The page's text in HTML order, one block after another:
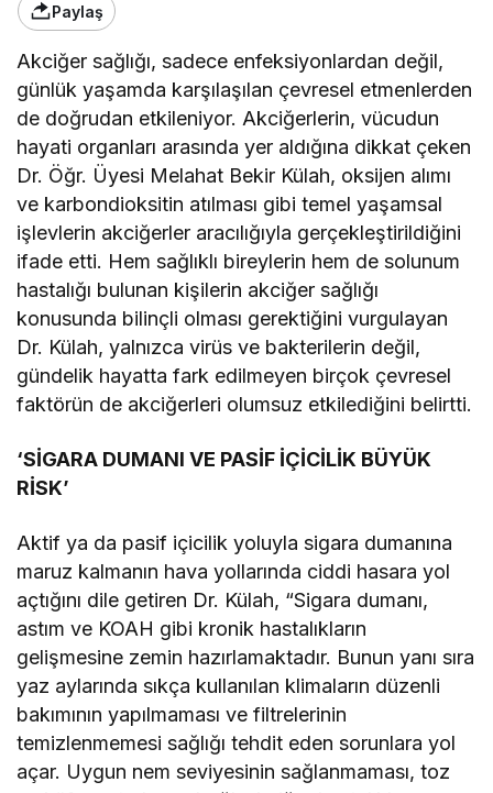
Paylaş
Akciğer sağlığı, sadece enfeksiyonlardan değil,
günlük yaşamda karşılaşılan çevresel etmenlerden
de doğrudan etkileniyor. Akciğerlerin, vücudun
hayati organları arasında yer aldığına dikkat çeken
Dr. Öğr. Üyesi Melahat Bekir Külah, oksijen alımı
ve karbondioksitin atılması gibi temel yaşamsal
işlevlerin akciğerler aracılığıyla gerçekleştirildiğini
ifade etti. Hem sağlıklı bireylerin hem de solunum
hastalığı bulunan kişilerin akciğer sağlığı
konusunda bilinçli olması gerektiğini vurgulayan
Dr. Külah, yalnızca virüs ve bakterilerin değil,
gündelik hayatta fark edilmeyen birçok çevresel
faktörün de akciğerleri olumsuz etkilediğini belirtti.
‘SİGARA DUMANI VE PASİF İÇİCİLİK BÜYÜK
RİSK’
Aktif ya da pasif içicilik yoluyla sigara dumanına
maruz kalmanın hava yollarında ciddi hasara yol
açtığını dile getiren Dr. Külah, “Sigara dumanı,
astım ve KOAH gibi kronik hastalıkların
gelişmesine zemin hazırlamaktadır. Bunun yanı sıra
yaz aylarında sıkça kullanılan klimaların düzenli
bakımının yapılmaması ve filtrelerinin
temizlenmemesi sağlığı tehdit eden sorunlara yol
açar. Uygun nem seviyesinin sağlanmaması, toz